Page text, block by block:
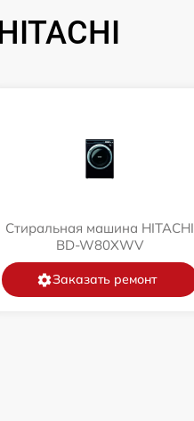
Стиральная машина HITACHI
BD-W80XWV
Заказать ремонт